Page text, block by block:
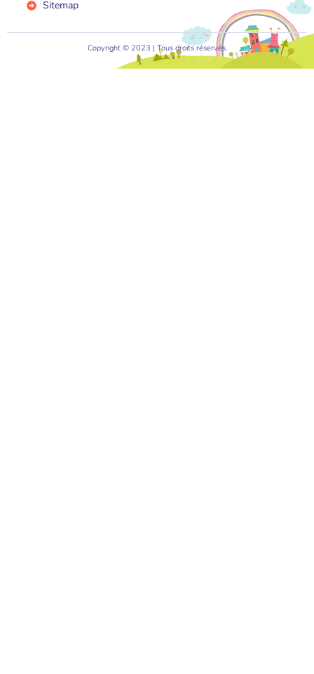
Sitemap
Copyright © 2023 | Tous droits réservés.